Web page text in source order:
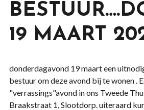
19 MAART
donderdagavond 19 maart een
bestuur om deze avond bij te wonen .
"verrassings"avond in ons Tweede
Braakstraat 1, Slootdorp. uiteraard